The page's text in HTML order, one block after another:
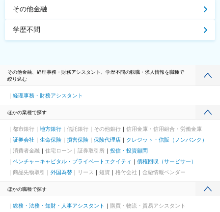
その他金融
学歴不問
その他金融、経理事務・財務アシスタント、学歴不問の転職・求人情報を職種で
絞り込む
経理事務・財務アシスタント
ほかの業種で探す
都市銀行 地方銀行 信託銀行 その他銀行
信用金庫・信用組合・労働金庫
証券会社
生命保険 損害保険 保険代理店
クレジット・信販（ノンバンク）
消費者金融
住宅ローン 証券取引所
投信・投資顧問
ベンチャーキャピタル・プライベートエクイティ
債権回収（サービサー）
商品先物取引
外国為替 リース 短資 格付会社 金融情報ベンダー
ほかの職種で探す
総務・法務・知財・人事アシスタント
購買・物流・貿易アシスタント